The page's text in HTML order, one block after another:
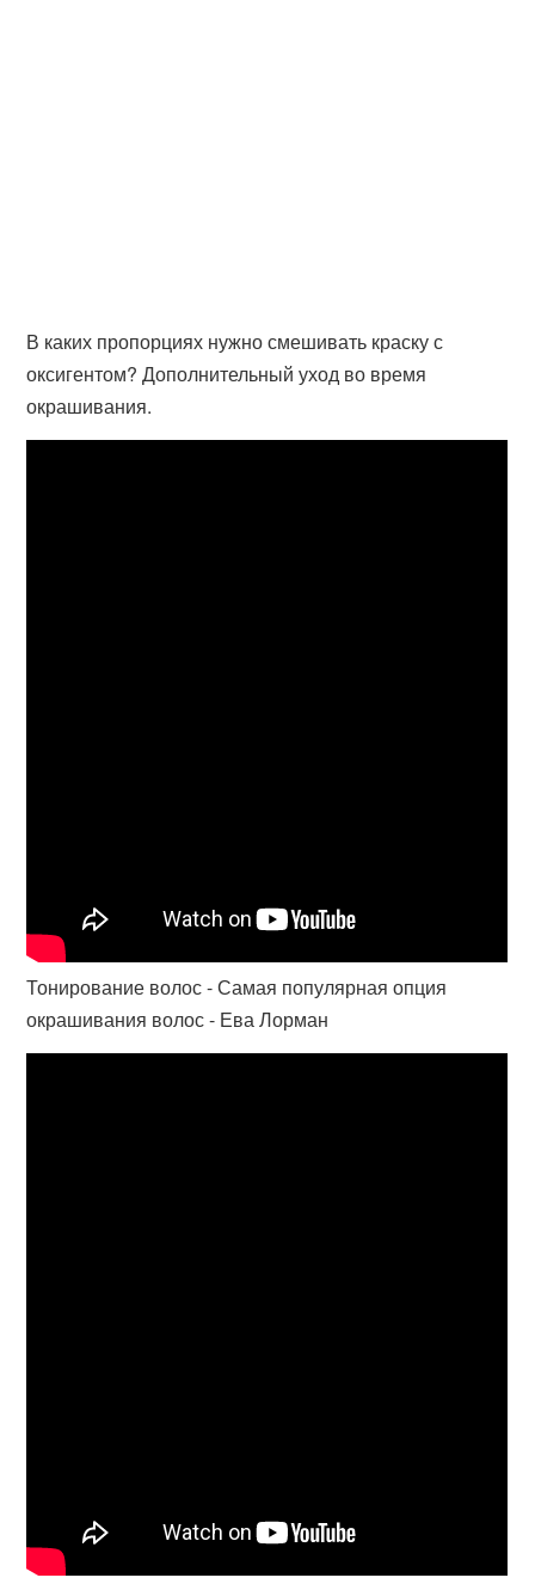
В каких пропорциях нужно смешивать краску с
оксигентом? Дополнительный уход во время
окрашивания.
Тонирование волос - Самая популярная опция
окрашивания волос - Ева Лорман